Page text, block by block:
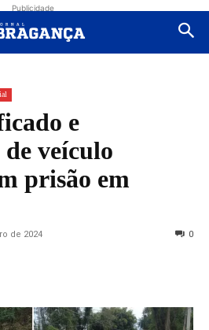
Publicidade
e
veículo
prisão em
de 2024 0